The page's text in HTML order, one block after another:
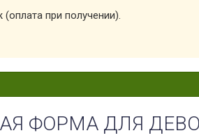
(оплата при получении).
ФОРМА ДЛЯ